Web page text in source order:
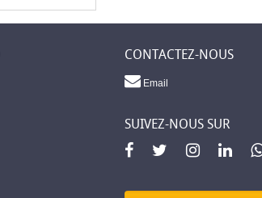
CONTACTEZ-NOUS
Email
SUIVEZ-NOUS SUR